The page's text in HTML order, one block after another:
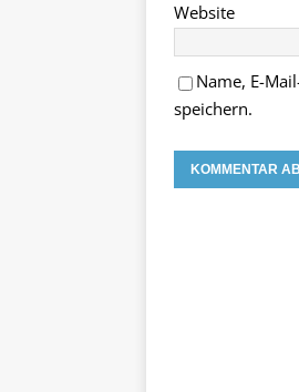
Website
Name, E-
speichern.